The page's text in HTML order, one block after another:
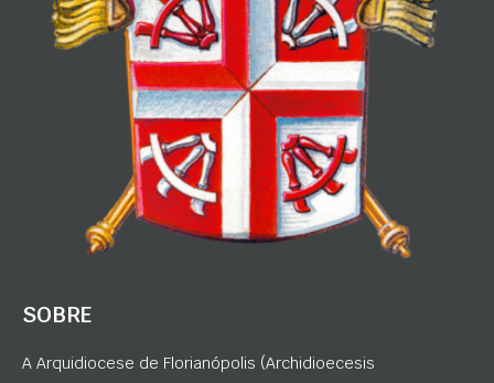
SOBRE
A Arquidiocese de Florianópolis (Archidioecesis